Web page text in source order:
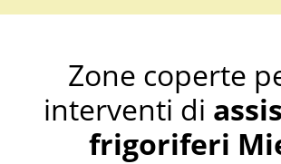
Zone coperte
interventi di
frigoriferi